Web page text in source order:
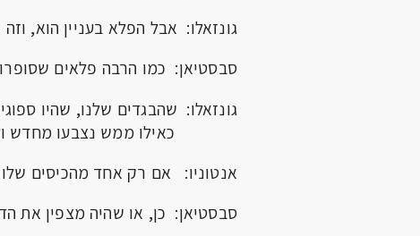
גונזאלו: אבל הפלא בעניין הוא,
סבסטיאן: כמו הרבה פלאים
גונזאלו: שהבגדים שלנו, שהיו
כאילו ממש נצבעו מחדש
אנטוניו: אם רק אחד מהכיסים
סבסטיאן: כן, או שהיה מצפין את